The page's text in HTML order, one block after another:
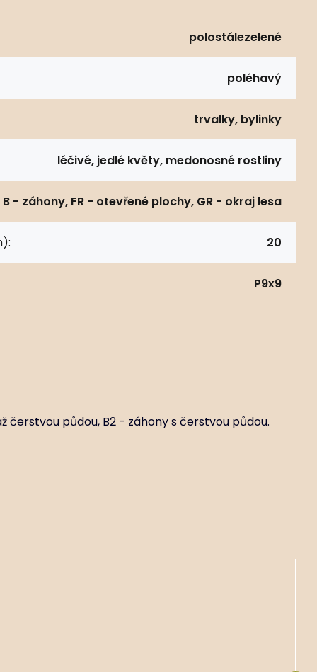
polostálezelené
poléhavý
trvalky, bylinky
léčivé, jedlé květy, medonosné rostliny
B - záhony, FR - otevřené plochy, GR - okraj lesa
20
P9x9
čerstvou půdou, B2 - záhony s čerstvou půdou.